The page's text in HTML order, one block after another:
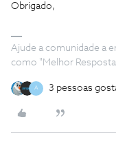
Obrigado,
Ajude a comunidade a
como "Melhor
A 3 pessoas